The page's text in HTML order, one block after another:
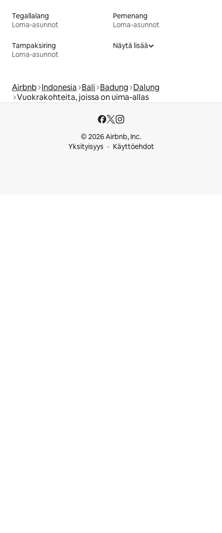
Tegallalang
Loma-asunnot
Pemenang
Loma-asunnot
Tampaksiring
Loma-asunnot
Näytä lisää
Airbnb Indonesia Bali Badung Dalung
Vuokrakohteita, joissa on uima-allas
© 2026 Airbnb, Inc.
Yksityisyys
Käyttöehdot